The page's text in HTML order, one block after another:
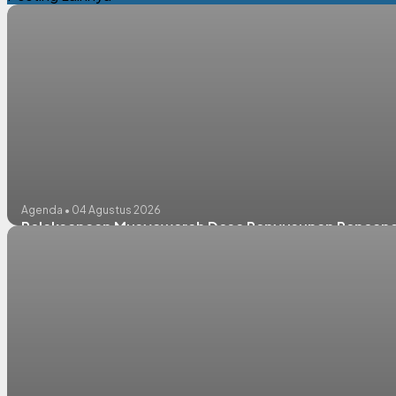
Agenda • 04 Agustus 2026
Pelaksanaan Musyawarah Desa Penyusunan